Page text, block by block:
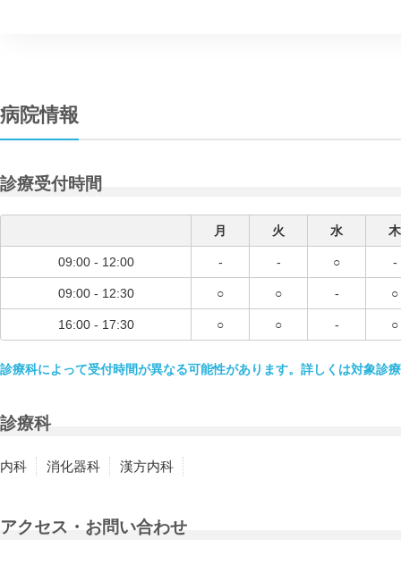
病院情報
診療受付時間
月 火 水 木
09:00 - 12:00 - - ○ -
09:00 - 12:30 ○ ○ - ○
16:00 - 17:30 ○ ○ - ○
診療科によって受付時間が異なる可能性があります。詳しくは対象診
診療科
内科 消化器科 漢方内科
アクセス・お問い合わせ